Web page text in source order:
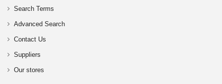
Search Terms
Advanced Search
Contact Us
Suppliers
Our stores